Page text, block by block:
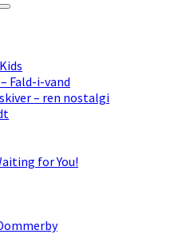
Fald-i-vand
– ren nostalgi
for You!